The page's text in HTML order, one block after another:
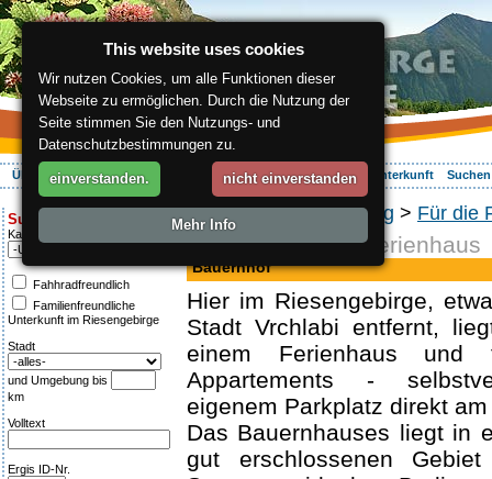
Über die Region Aktiv Erleben Entspannung Ihr Urlaub Unterkunft
Suche:
Kategorie
Fahhradfreundlich
Familienfreundliche
Unterkunft im Riesengebirge
Stadt
und Umgebung bis
km
Volltext
Ergis ID-Nr.
ergis.cz>Entspannung > Für die
Ferienwohnung, Ferienhaus
Bauernhof
Hier im Riesengebirge,
Stadt Vrchlabi entfernt,
einem Ferienhaus und
Appartements -
eigenem Parkplatz direkt
Das Bauernhauses liegt in
gut erschlossenen
This website uses cookies
Wir nutzen Cookies, um alle Funktionen dieser
Webseite zu ermöglichen. Durch die Nutzung der
Seite stimmen Sie den Nutzungs- und
Datenschutzbestimmungen zu.
einverstanden. nicht einverstanden
Mehr Info